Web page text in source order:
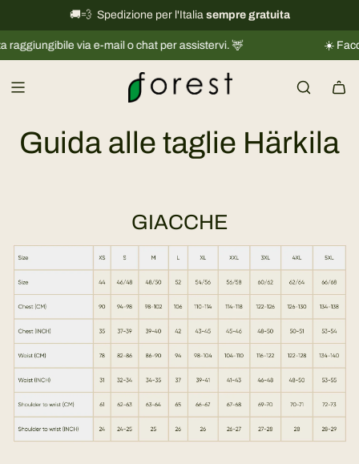
a
i
🚚💨 Spedizione per l'Italia sempre gratuita
International shipping information→
via e-mail o chat per assistervi. 🦌 ☀️
Guida alle taglie Härkila
GIACCHE